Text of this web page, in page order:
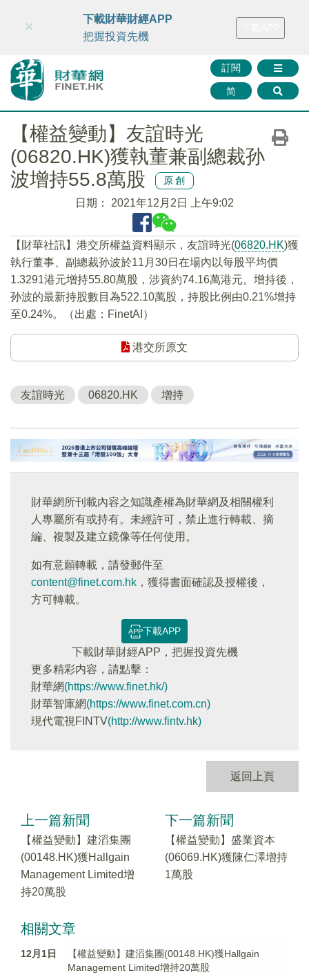
財華智庫網 FINTV FINMETA 財華證券 媒體矩陣
訂閱
简
×
下載財華財經APP
把握投資先機
【權益變動】友誼時光
(06820.HK)獲執董兼副總裁孙
波增持55.8萬股
原創
日期： 2021年12月2日 上午9:02
【財華社訊】港交所權益資料顯示，友誼時光(06820.HK)獲
執行董事、副總裁孙波於11月30日在場內以每股平均價
1.3291港元增持55.80萬股，涉資約74.16萬港元。增持後，
孙波的最新持股數目為522.10萬股，持股比例由0.21%增持
至0.24%。（出處：FinetAI）
港交所原文
友誼時光 06820.HK 增持
財華網所刊載內容之知識產權為財華網及相關權利
人專屬所有或持有。未經許可，禁止進行轉載、摘
編、複製及建立鏡像等任何使用。
如有意願轉載，請發郵件至
content@finet.com.hk ，獲得書面確認及授權後，
方可轉載。
下載APP
下載財華財經APP，把握投資先機
更多精彩内容，請點擊：
財華網(https://www.finet.hk/)
財華智庫網(https://www.finet.com.cn)
現代電視FINTV(http://www.fintv.hk)
返回上頁
上一篇新聞
【權益變動】建滔集團
(00148.HK)獲Hallgain
Management Limited增
持20萬股
下一篇新聞
【權益變動】盛業資本
(06069.HK)獲陳仁澤增持
1萬股
相關文章
12月1日
【權益變動】建滔集團(00148.HK)獲Hallgain
Management Limited增持20萬股